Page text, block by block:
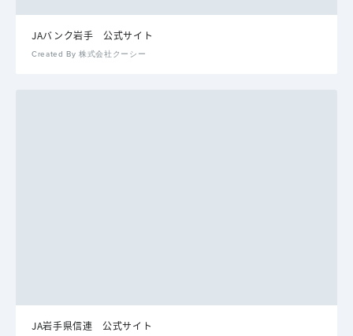
JAバンク岩手 公式サイト
Created By 株式会社クーシー
JA岩手県信連 公式サイト